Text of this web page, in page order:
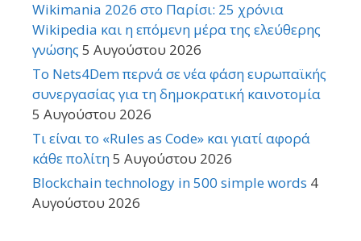
Wikimania 2026 στο Παρίσι: 25 χρόνια
Wikipedia και η επόμενη μέρα της ελεύθερης
γνώσης 5 Αυγούστου 2026
Το Nets4Dem περνά σε νέα φάση ευρωπαϊκής
συνεργασίας για τη δημοκρατική καινοτομία
5 Αυγούστου 2026
Τι είναι το «Rules as Code» και γιατί αφορά
κάθε πολίτη5 Αυγούστου 2026
Blockchain technology in 500 simple words 4
Αυγούστου 2026